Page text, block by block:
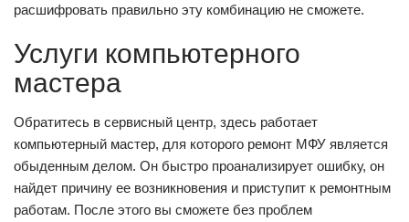
расшифровать правильно эту комбинацию не сможете.
Услуги компьютерного
мастера
Обратитесь в сервисный центр, здесь работает
компьютерный мастер, для которого ремонт МФУ является
обыденным делом. Он быстро проанализирует ошибку, он
найдет причину ее возникновения и приступит к ремонтным
работам. После этого вы сможете без проблем